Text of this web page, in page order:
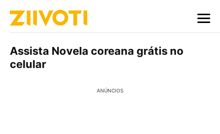
Assista Novela coreana grátis no
celular
ANÚNCIOS